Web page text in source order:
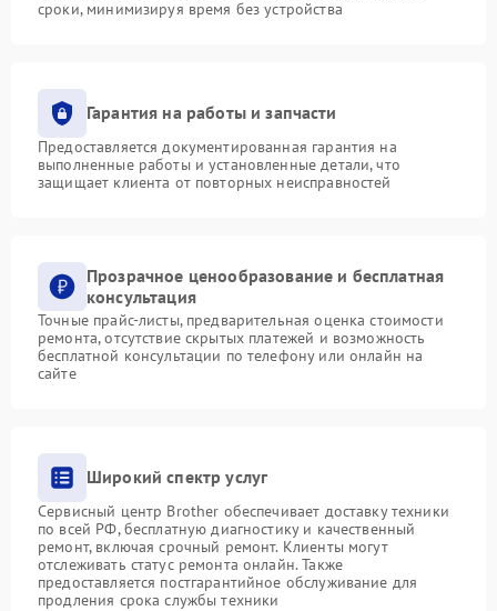
сроки, минимизируя время без устройства
Гарантия на работы и запчасти
Предоставляется документированная гарантия на
выполненные работы и установленные детали, что
защищает клиента от повторных неисправностей
Прозрачное ценообразование и бесплатная
консультация
Точные прайс-листы, предварительная оценка стоимости
ремонта, отсутствие скрытых платежей и возможность
бесплатной консультации по телефону или онлайн на
сайте
Широкий спектр услуг
Сервисный центр Brother обеспечивает доставку техники
по всей РФ, бесплатную диагностику и качественный
ремонт, включая срочный ремонт. Клиенты могут
отслеживать статус ремонта онлайн. Также
предоставляется постгарантийное обслуживание для
продления срока службы техники